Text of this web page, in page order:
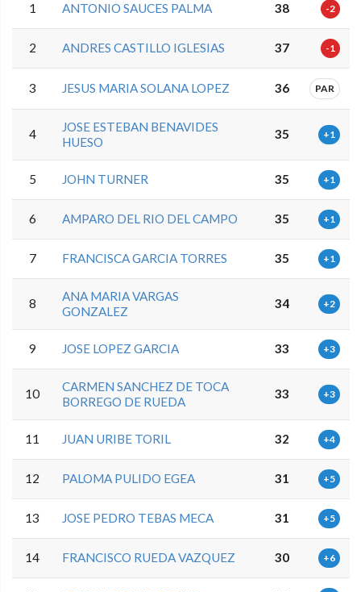
1 ANTONIO SAUCES PALMA 38 -2
2 ANDRES CASTILLO IGLESIAS 37 -1
3 JESUS MARIA SOLANA LOPEZ 36 PAR
4
JOSE ESTEBAN BENAVIDES
HUESO
35 +1
5 JOHN TURNER 35 +1
6 AMPARO DEL RIO DEL CAMPO 35 +1
7 FRANCISCA GARCIA TORRES 35 +1
8
ANA MARIA VARGAS
GONZALEZ
34 +2
9 JOSE LOPEZ GARCIA 33 +3
10
CARMEN SANCHEZ DE TOCA
BORREGO DE RUEDA
33 +3
11 JUAN URIBE TORIL 32 +4
12 PALOMA PULIDO EGEA 31 +5
13 JOSE PEDRO TEBAS MECA 31 +5
14 FRANCISCO RUEDA VAZQUEZ 30 +6